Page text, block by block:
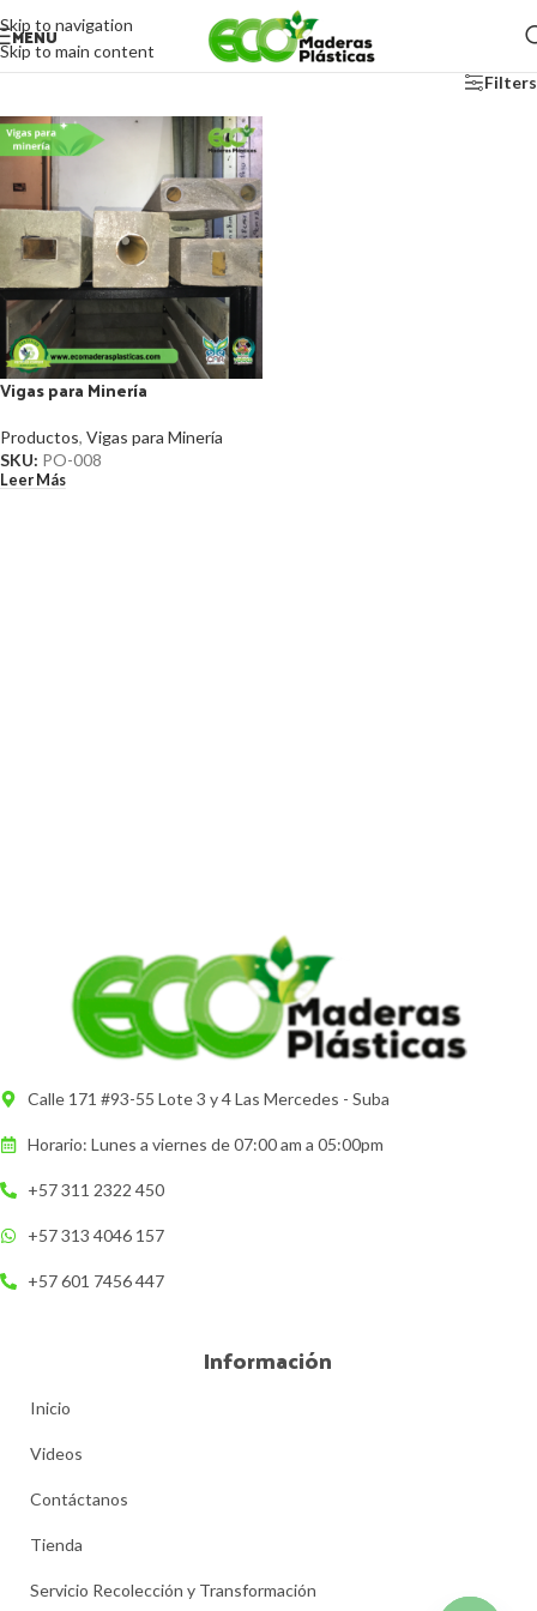
Skip to navigation
Skip to main content
MENU
Filters
Vigas para Minería
Productos, Vigas para Minería
SKU: PO-008
Leer Más
Calle 171 #93-55 Lote 3 y 4 Las Mercedes - Suba
Horario: Lunes a viernes de 07:00 am a 05:00pm
+57 311 2322 450
+57 313 4046 157
+57 601 7456 447
Información
Inicio
Videos
Contáctanos
Tienda
Servicio Recolección y Transformación